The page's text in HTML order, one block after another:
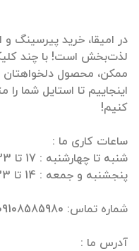
در امیقا، خرید
لذت‌بخش است! با چند
ممکن، محصول دلخواهتان
اینجاییم تا استایل شما